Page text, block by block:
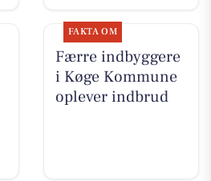
FAKTA OM
Færre indbyggere
i Køge Kommune
oplever indbrud